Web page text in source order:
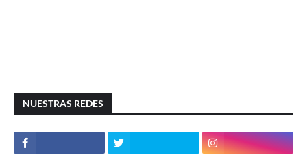
NUESTRAS REDES